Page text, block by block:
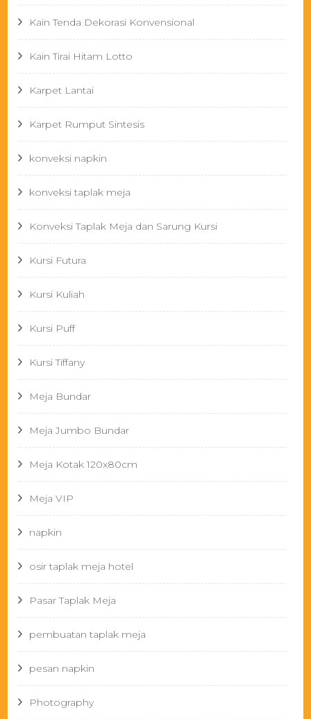
Kain Tenda Dekorasi Konvensional
Kain Tirai Hitam Lotto
Karpet Lantai
Karpet Rumput Sintesis
konveksi napkin
konveksi taplak meja
Konveksi Taplak Meja dan Sarung Kursi
Kursi Futura
Kursi Kuliah
Kursi Puff
Kursi Tiffany
Meja Bundar
Meja Jumbo Bundar
Meja Kotak 120x80cm
Meja VIP
napkin
osir taplak meja hotel
Pasar Taplak Meja
pembuatan taplak meja
pesan napkin
Photography